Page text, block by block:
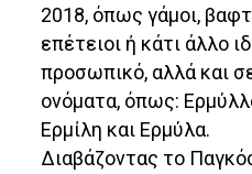
2018, όπως γάμοι,
επέτειοι ή κάτι άλλο
προσωπικό, αλλά και
ονόματα, όπως:
Ερμίλη και Ερμύλα.
Διαβάζοντας το